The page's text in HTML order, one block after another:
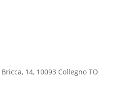
14, 10093 Collegno TO